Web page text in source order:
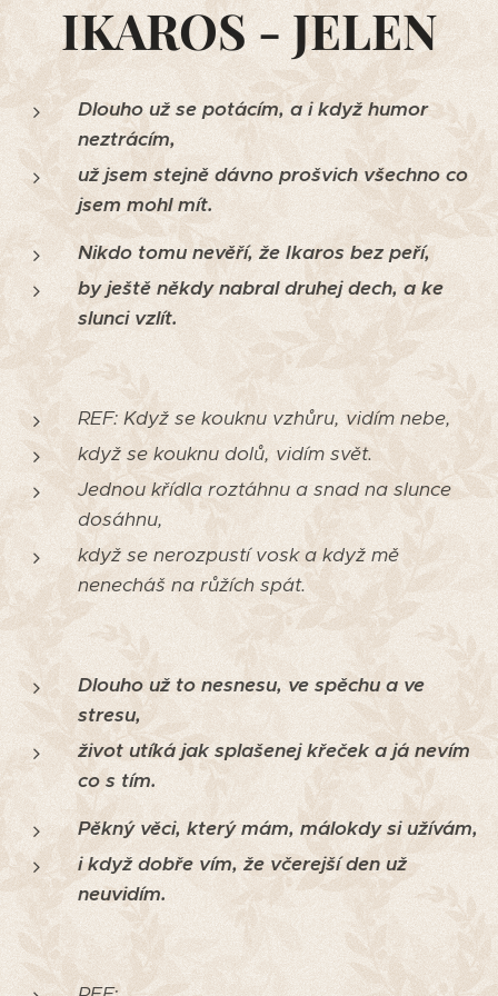
IKAROS - JELEN
Dlouho už se potácím, a i když humor
neztrácím,
už jsem stejně dávno prošvich všechno co
jsem mohl mít.
Nikdo tomu nevěří, že Ikaros bez peří,
by ještě někdy nabral druhej dech, a ke
slunci vzlít.
REF: Když se kouknu vzhůru, vidím nebe,
když se kouknu dolů, vidím svět.
Jednou křídla roztáhnu a snad na slunce
dosáhnu,
když se nerozpustí vosk a když mě
nenecháš na růžích spát.
Dlouho už to nesnesu, ve spěchu a ve
stresu,
život utíká jak splašenej křeček a já nevím
co s tím.
Pěkný věci, který mám, málokdy si užívám,
i když dobře vím, že včerejší den už
neuvidím.